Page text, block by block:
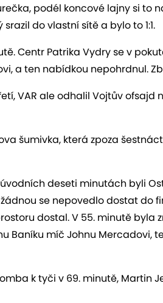
podél koncové lajny si to
do vlastní sítě a bylo to 1:1.
Centr Patrika Vydry se v
a ten nabídkou nepohrdnul.
VAR ale odhalil Vojtův ofsajd
šumivka, která zpoza
deseti minutách byli
se nepovedlo dostat do
dostal. V 55. minutě byla
Baníku míč Johnu Mercadovi,
k tyči v 69. minutě, Martin